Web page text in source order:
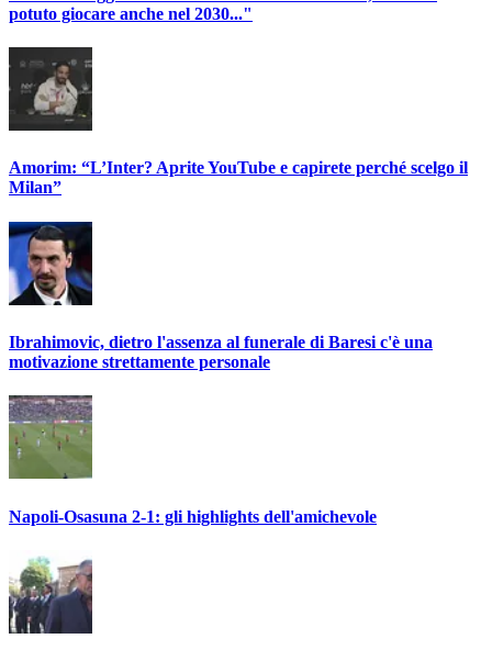
potuto giocare anche nel 2030..."
Amorim: “L’Inter? Aprite YouTube e capirete perché scelgo il
Milan”
Ibrahimovic, dietro l'assenza al funerale di Baresi c'è una
motivazione strettamente personale
Napoli-Osasuna 2-1: gli highlights dell'amichevole